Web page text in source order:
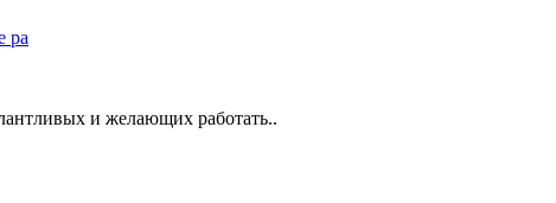
ра
и желающих работать..